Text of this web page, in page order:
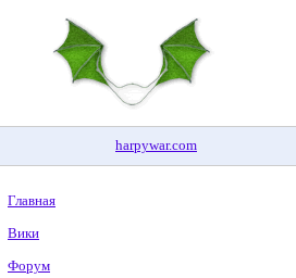
harpywar.com
Главная
Вики
Форум